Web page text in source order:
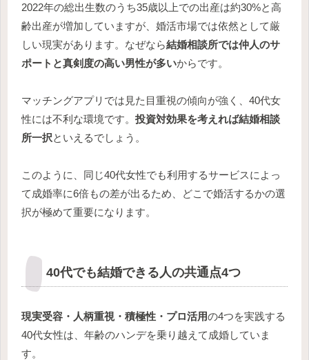
2022年の総出生数のうち35歳以上での出産は約30%と高
齢出産が増加していますが、婚活市場では依然として厳
しい現実があります。なぜなら結婚相談所では仲人のサ
ポートと真剣度の高い男性が多いからです。
マッチングアプリでは見た目重視の傾向が強く、40代女
性には不利な環境です。 投資対効果を考えれば結婚相談
所一択といえるでしょう。
このように、同じ40代女性でも利用するサービスによっ
て成婚率に6倍もの差が出るため、どこで婚活するかの選
択が極めて重要になります。
40代でも結婚できる人の共通点4つ
現実受容・人柄重視・積極性・プロ活用の4つを実践する
40代女性は、年齢のハンデを乗り越えて成婚していま
す。